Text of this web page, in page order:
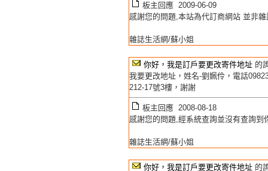
板主回應 2009-06-09
感謝您的問題,本站為代訂商網站 並非
雜誌生活網/蘇小姐
你好，我是訂戶要更改寄件地址 的
我要更改地址，姓名-劉姵伶，電話
212-17號3樓，謝謝
板主回應 2008-08-18
感謝您的問題,經系統查詢並沒有查詢
雜誌生活網/蘇小姐
你好，我是訂戶要更改寄件地址 的